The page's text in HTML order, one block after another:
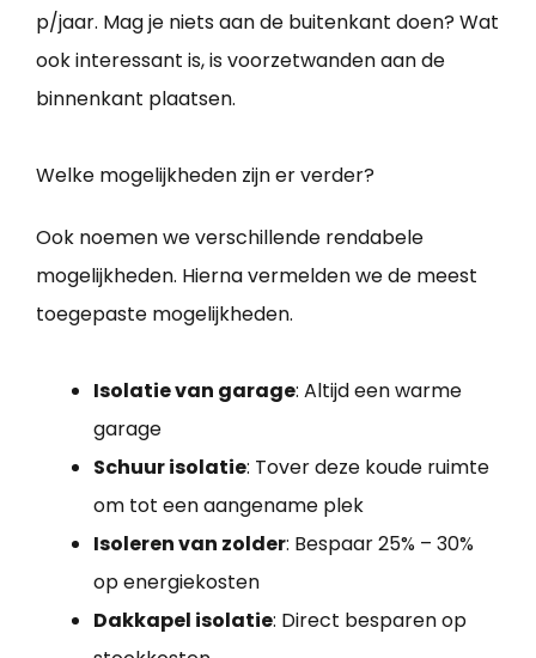
p/jaar. Mag je niets aan de buitenkant doen? Wat
ook interessant is, is voorzetwanden aan de
binnenkant plaatsen.
Welke mogelijkheden zijn er verder?
Ook noemen we verschillende rendabele
mogelijkheden. Hierna vermelden we de meest
toegepaste mogelijkheden.
Isolatie van garage: Altijd een warme
garage
Schuur isolatie: Tover deze koude ruimte
om tot een aangename plek
Isoleren van zolder: Bespaar 25% – 30%
op energiekosten
Dakkapel isolatie: Direct besparen op